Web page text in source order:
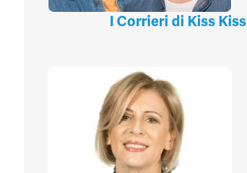
I Corrieri di Kiss Kiss